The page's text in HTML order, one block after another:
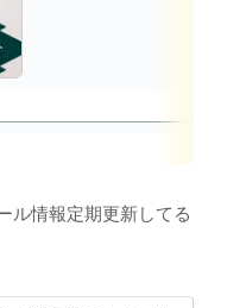
ル情報定期更新してる